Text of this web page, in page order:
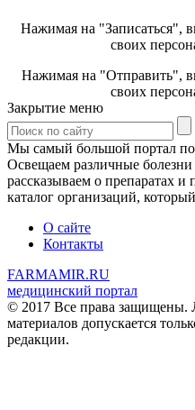
Нажимая на "Записаться",
своих
Нажимая на "Отправить",
своих
Закрытие меню
Мы самый большой портал по
Освещаем различные
рассказываем о препаратах и
каталог организаций,
О сайте
Контакты
FARMAMIR.RU
медицинский портал
© 2017 Все права защищены.
материалов допускается
редакции.